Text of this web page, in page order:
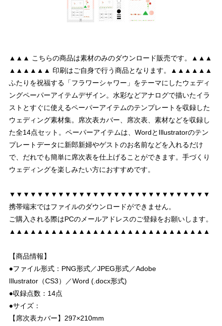
▲▲▲ こちらの商品は素材のみのダウンロード販売です。▲▲▲
▲▲▲▲▲▲ 印刷はご自身で行う商品となります。▲▲▲▲▲▲
ふたりを祝福する「フラワーシャワー」をテーマにしたウェディ
ングペーパーアイテムデザイン。水彩などアナログで描いたイラ
ストとすぐに使えるペーパーアイテムのテンプレートを収録した
ウェディング素材集。席次表カバー、席次表、素材などを収録し
た全14点セット。ペーパーアイテムは、WordとIllustratorのテン
プレートデータに新郎新婦やゲストのお名前などを入れるだけ
で、だれでも簡単に席次表を仕上げることができます。手づくり
ウェディングを楽しみたい方におすすめです。
▼▼▼▼▼▼▼▼▼▼▼▼▼▼▼▼▼▼▼▼▼▼▼▼▼▼▼▼▼
携帯端末ではファイルのダウンロードができません。
ご購入される際はPCのメールアドレスのご登録をお願いします。
▲▲▲▲▲▲▲▲▲▲▲▲▲▲▲▲▲▲▲▲▲▲▲▲▲▲▲▲▲
【商品情報】
●ファイル形式：PNG形式／JPEG形式／Adobe
Illustrator（CS3）／Word (.docx形式)
●収録点数：14点
●サイズ：
【席次表カバー】297×210mm